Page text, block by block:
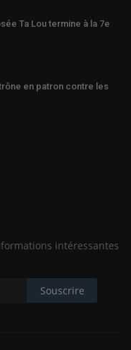
Ta Lou termine à la 7e
en patron contre les
intéressantes
Souscrire